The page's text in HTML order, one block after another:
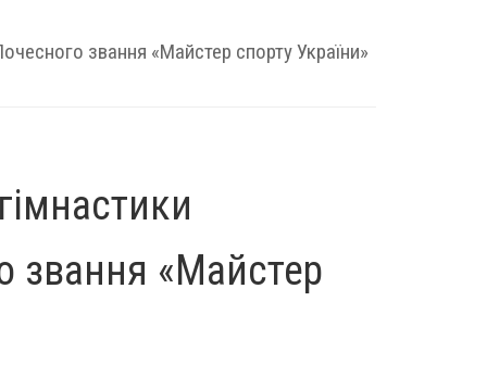
звання «Майстер спорту України»
звання «Майстер